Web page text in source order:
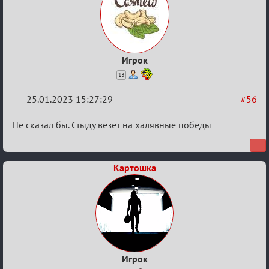
Игрок
13
#56
25.01.2023 15:27:29
Re:
«Justice»
Не сказал бы. Стыду везёт на халявные победы
Картошка
Игрок